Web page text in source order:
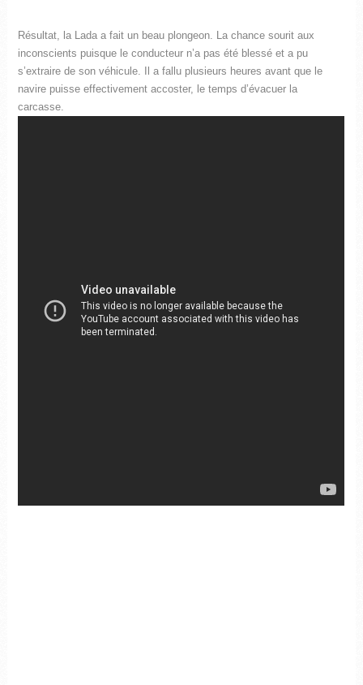
Résultat, la Lada a fait un beau plongeon. La chance sourit aux
inconscients puisque le conducteur n’a pas été blessé et a pu
s’extraire de son véhicule. Il a fallu plusieurs heures avant que le
navire puisse effectivement accoster, le temps d’évacuer la
carcasse.